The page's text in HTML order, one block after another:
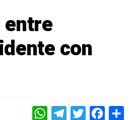
entre
con
WHATSAPPTELEGRAMTWITTERFACEBOOK